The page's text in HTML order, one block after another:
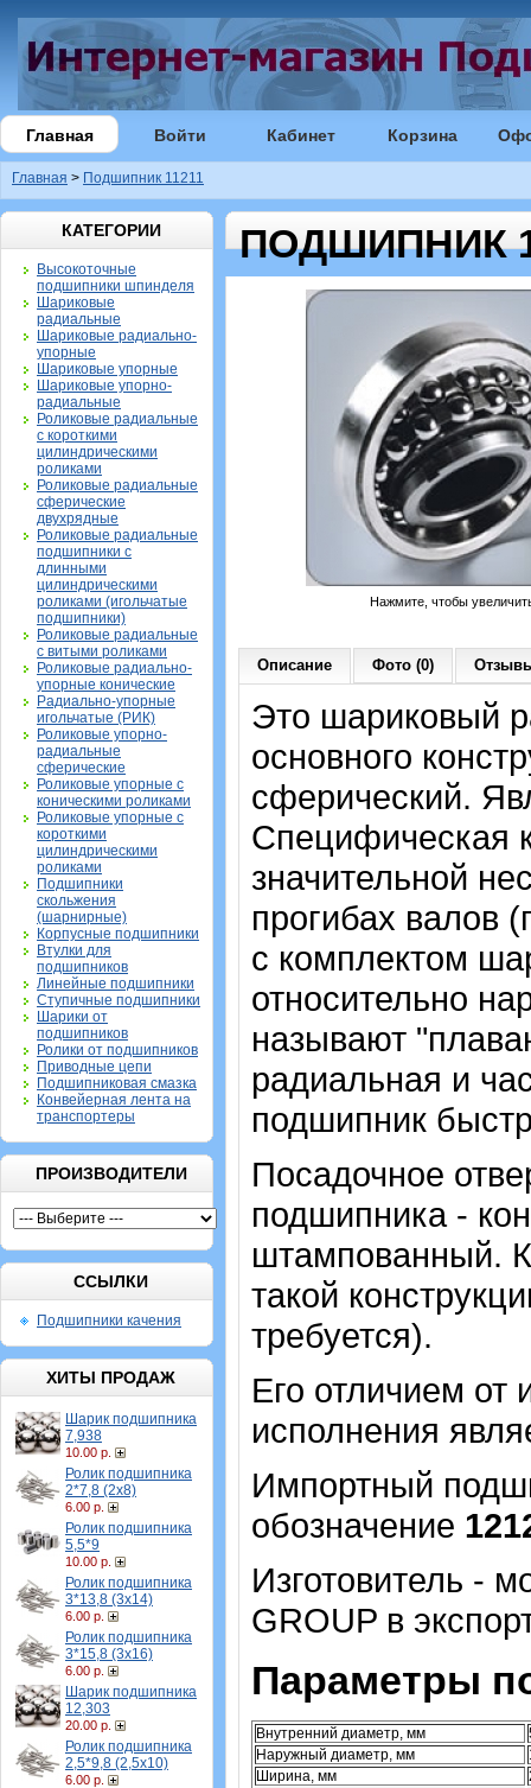
Главная Войти Кабинет Корзина
Главная > Подшипник 11211
КАТЕГОРИИ
Высокоточные
подшипники шпинделя
Шариковые
радиальные
Шариковые радиально-
упорные
Шариковые упорные
Шариковые упорно-
радиальные
Роликовые радиальные
с короткими
цилиндрическими
роликами
Роликовые радиальные
сферические
двухрядные
Роликовые радиальные
подшипники с
длинными
цилиндрическими
роликами (игольчатые
подшипники)
Роликовые радиальные
с витыми роликами
Роликовые радиально-
упорные конические
Радиально-упорные
игольчатые (РИК)
Роликовые упорно-
радиальные
сферические
Роликовые упорные с
коническими роликами
Роликовые упорные с
короткими
цилиндрическими
роликами
Подшипники
скольжения
(шарнирные)
Корпусные подшипники
Втулки для
подшипников
Линейные подшипники
Ступичные подшипники
Шарики от
подшипников
Ролики от подшипников
Приводные цепи
Подшипниковая смазка
Конвейерная лента на
транспортеры
ПРОИЗВОДИТЕЛИ
ССЫЛКИ
Подшипники качения
ХИТЫ ПРОДАЖ
Шарик подшипника
7,938
10.00 р.
Ролик подшипника
2*7,8 (2х8)
6.00 р.
Ролик подшипника
5,5*9
10.00 р.
Ролик подшипника
3*13,8 (3х14)
6.00 р.
Ролик подшипника
3*15,8 (3х16)
6.00 р.
Шарик подшипника
12,303
20.00 р.
Ролик подшипника
2,5*9,8 (2,5х10)
6.00 р.
ПОДШИПНИК
Нажмите, чтобы
Описание Фото (0)
Это шариковый
основного
сферический.
Специфическая
значительной
прогибах валов
с комплектом
относительно
называют
радиальная и
подшипник
Посадочное
подшипника -
штампованный.
такой
требуется).
Его отличием от
исполнения
Импортный
обозначение
Изготовитель -
GROUP в
Параметры
Внутренний диаметр, мм
Наружный диаметр, мм
Ширина, мм